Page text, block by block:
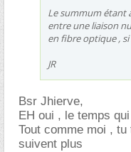
Le summum étant
entre une liaison
en fibre optique ,
JR
Bsr Jhierve,
EH oui , le temps
Tout comme moi ,
suivent plus